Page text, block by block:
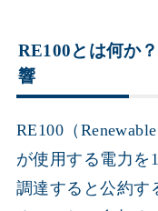
RE100とは何か
響
RE100（
が使用する電力を
調達すると公約す